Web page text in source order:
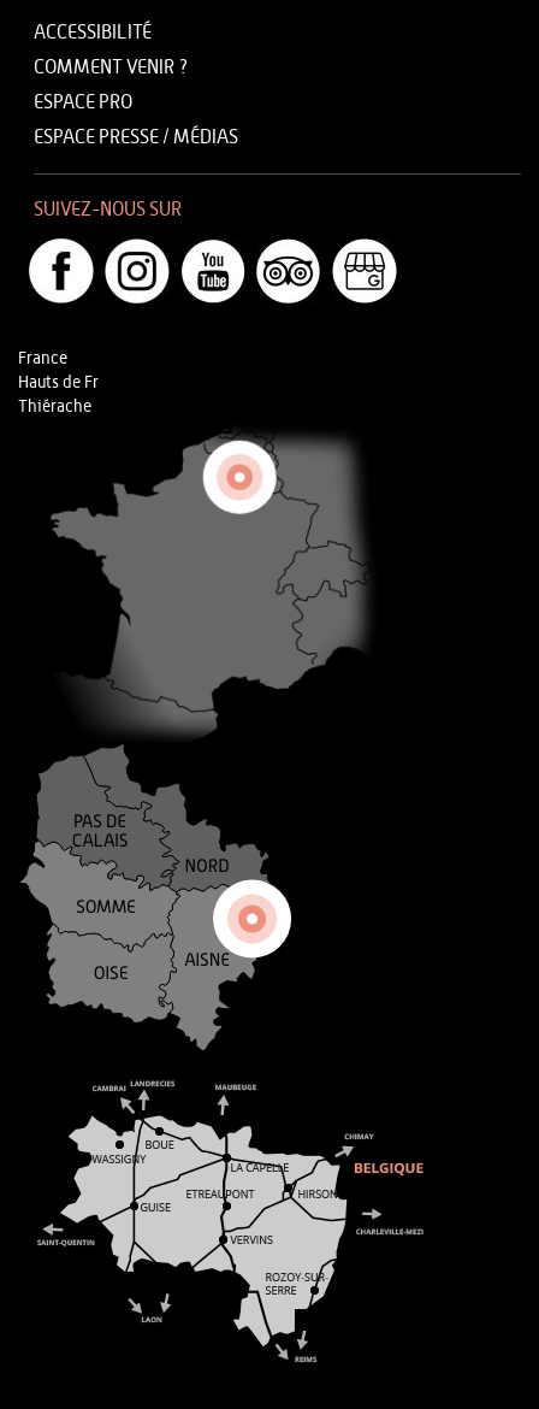
ACCESSIBILITÉ
COMMENT VENIR ?
ESPACE PRO
ESPACE PRESSE / MÉDIAS
SUIVEZ-NOUS SUR
France
Hauts de Fr
Thiérache